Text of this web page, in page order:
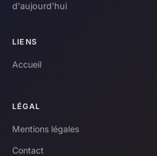
d'aujourd'hui
LIENS
Accueil
LÉGAL
Mentions légales
Contact